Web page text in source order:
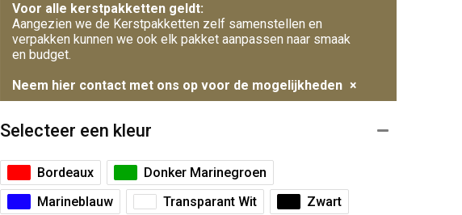
Voor alle kerstpakketten geldt:
Aangezien we de Kerstpakketten zelf samenstellen en
verpakken kunnen we ook elk pakket aanpassen naar smaak
en budget.
Neem hier contact met ons op voor de mogelijkheden ×
Selecteer een kleur
Bordeaux
Donker Marinegroen
Marineblauw
Transparant Wit Zwart